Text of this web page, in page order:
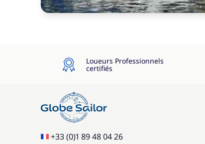
Loueurs Professionnels
certifiés
+33 (0)1 89 48 04 26